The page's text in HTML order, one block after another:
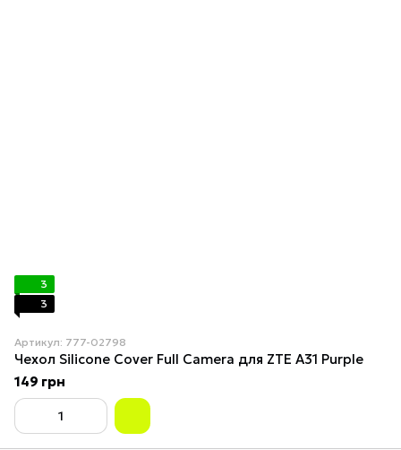
3
3
Артикул: 777-02798
Чехол Silicone Cover Full Camera для ZTE A31 Purple
149 грн